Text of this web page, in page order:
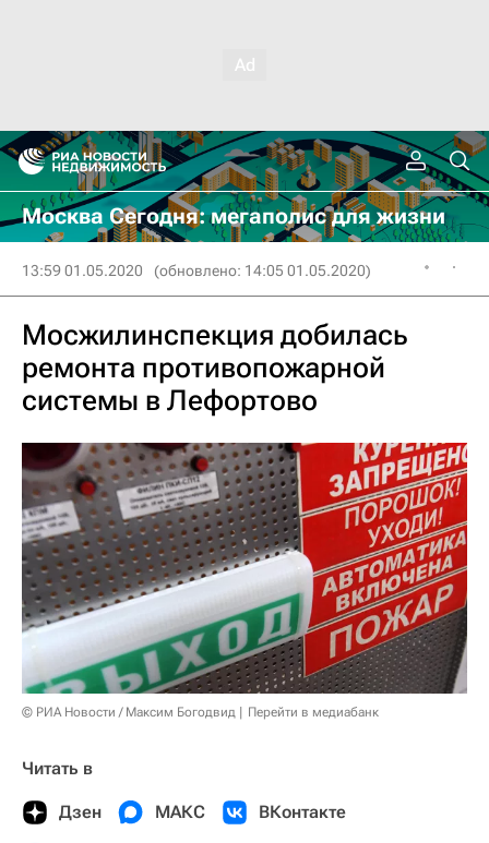
Москва Сегодня: мегаполис для жизни
13:59 01.05.2020 (обновлено: 14:05 01.05.2020)
Мосжилинспекция добилась
ремонта противопожарной
системы в Лефортово
© РИА Новости / Максим Богодвид Перейти в медиабанк
Читать в
Дзен МАКС ВКонтакте